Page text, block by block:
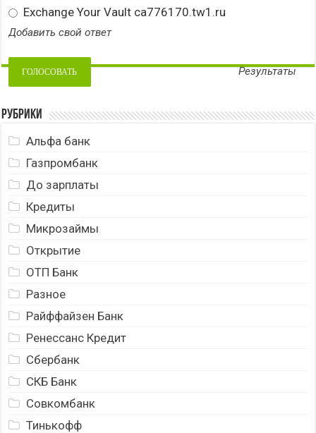
Exchange Your Vault ca776170.tw1.ru
Добавить свой ответ
Результаты
Рубрики
Альфа банк
Газпромбанк
До зарплаты
Кредиты
Микрозаймы
Открытие
ОТП Банк
Разное
Райффайзен Банк
Ренессанс Кредит
Сбербанк
СКБ Банк
Совкомбанк
Тинькофф